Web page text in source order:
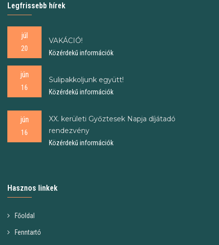
Legfrissebb hírek
júl
20
VAKÁCIÓ!
Közérdekű információk
jún
16
Sulipakkoljunk együtt!
Közérdekű információk
jún
16
XX. kerületi Győztesek Napja díjátadó
rendezvény
Közérdekű információk
Hasznos linkek
Főoldal
Fenntartó